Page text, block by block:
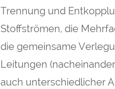
Trennung und
Stoffströmen, die
die gemeinsame
Leitungen
auch unterschiedlicher